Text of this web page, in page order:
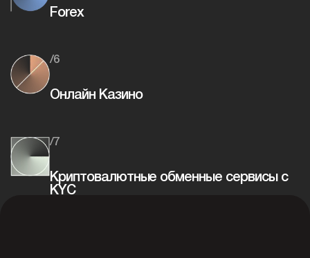
Forex
/6
Онлайн Казино
/7
Криптовалютные обменные сервисы с
KYC